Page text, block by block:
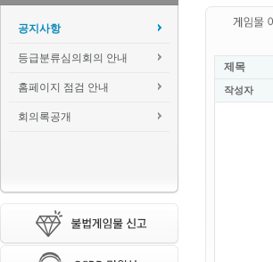
공지사항
등급분류심의회의 안내
홈페이지 점검 안내
회의록공개
제목
작성자